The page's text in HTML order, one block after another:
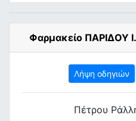
Φαρμακείο ΠΑΡΙΔΟΥ
Λήψη οδηγιών
Πέτρου